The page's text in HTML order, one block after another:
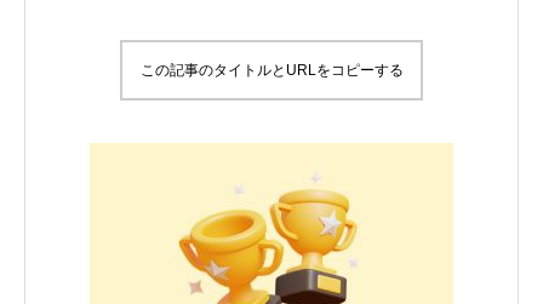
この記事のタイトルとURLをコピーする